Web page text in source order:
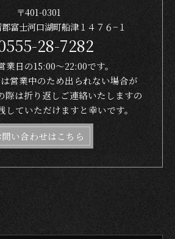
〒401-0301
富士河口湖町船津１４７６−１
28-7282
日の15:00〜22:00です。
営業中のため出られない場合が
際は折り返しご連絡いたしますの
していただけますと幸いです。
問い合わせはこちら